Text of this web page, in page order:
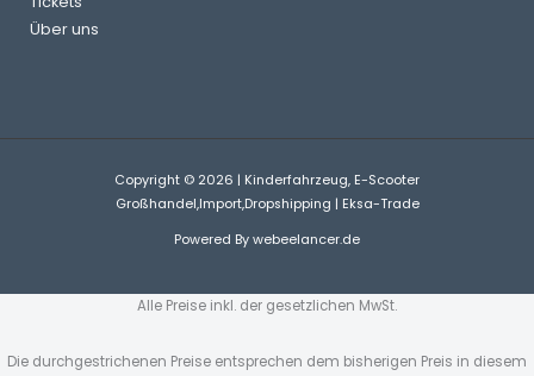
Über uns
Copyright © 2026 | Kinderfahrzeug, E-Scooter
Großhandel,Import,Dropshipping | Eksa-Trade
Powered By webeelancer.de
Alle Preise inkl. der gesetzlichen MwSt.
Die durchgestrichenen Preise entsprechen dem bisherigen Preis in diesem